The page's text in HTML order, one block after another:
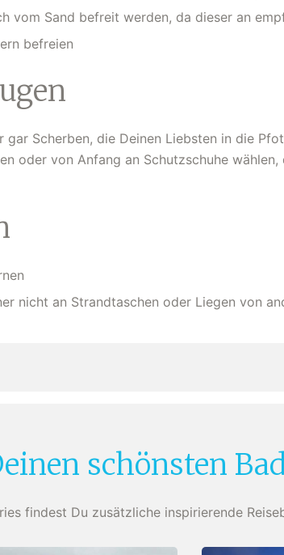
vom Sand befreit werden, da dieser an
befreien
Scherben, die Deinen Liebsten in die
oder von Anfang an Schutzschuhe
nicht an Strandtaschen oder Liegen von
schönsten
findest Du zusätzliche inspirierende